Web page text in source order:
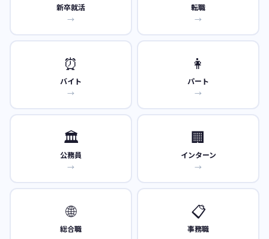
新卒就活
→
転職
→
⏰
バイト
→
👩
パート
→
🏛️
公務員
→
🏢
インターン
→
🌐
総合職
📋
事務職